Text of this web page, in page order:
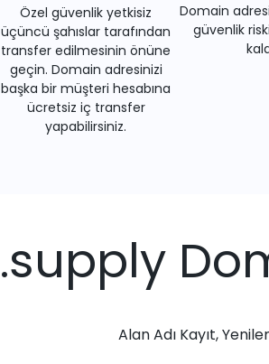
Özel güvenlik yetkisiz
üçüncü şahıslar tarafından
transfer edilmesinin önüne
geçin. Domain adresinizi
başka bir müşteri hesabına
ücretsiz iç transfer
yapabilirsiniz.
Domain
güvenlik
.supply
Alan Adı Kayıt,